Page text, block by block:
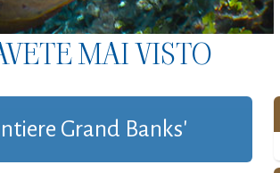
MAI VISTO
Grand Banks'